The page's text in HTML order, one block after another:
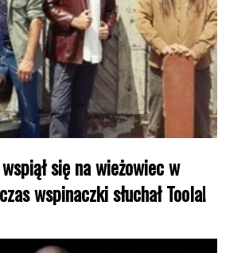
się na wieżowiec w
wspinaczki słuchał Toola!